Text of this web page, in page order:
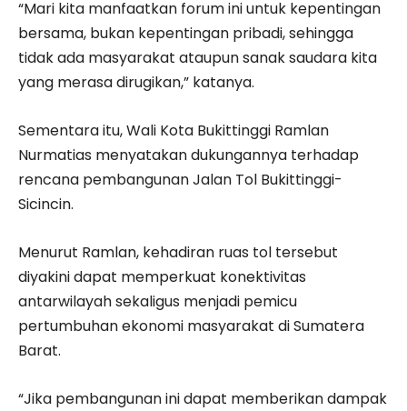
“Mari kita manfaatkan forum ini untuk kepentingan
bersama, bukan kepentingan pribadi, sehingga
tidak ada masyarakat ataupun sanak saudara kita
yang merasa dirugikan,” katanya.
Sementara itu, Wali Kota Bukittinggi Ramlan
Nurmatias menyatakan dukungannya terhadap
rencana pembangunan Jalan Tol Bukittinggi-
Sicincin.
Menurut Ramlan, kehadiran ruas tol tersebut
diyakini dapat memperkuat konektivitas
antarwilayah sekaligus menjadi pemicu
pertumbuhan ekonomi masyarakat di Sumatera
Barat.
“Jika pembangunan ini dapat memberikan dampak